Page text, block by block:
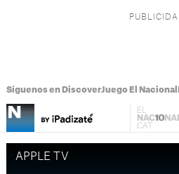
Síguenos en DiscoverJuego El Nacional
APPLE TV